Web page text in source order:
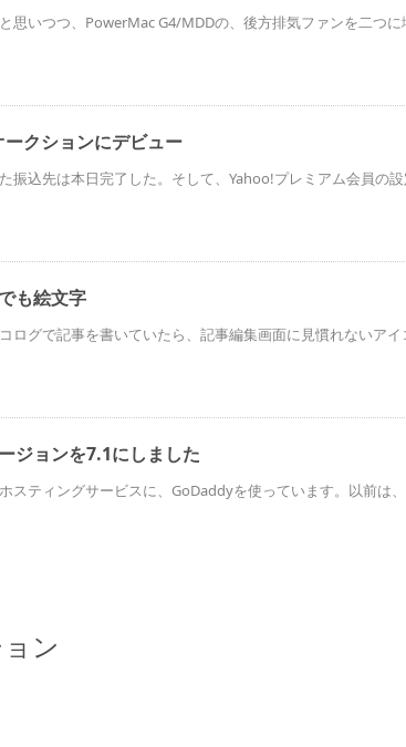
思いつつ、PowerMac G4/MDDの、後方排気ファンを二つに
クションにデビュー
振込先は本日完了した。そして、Yahoo!プレミアム会員の
も絵文字
ログで記事を書いていたら、記事編集画面に見慣れないアイ
ジョンを7.1にしました
スティングサービスに、GoDaddyを使っています。以前は
ン